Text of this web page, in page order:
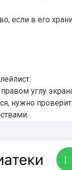
если в его
углу
нужно